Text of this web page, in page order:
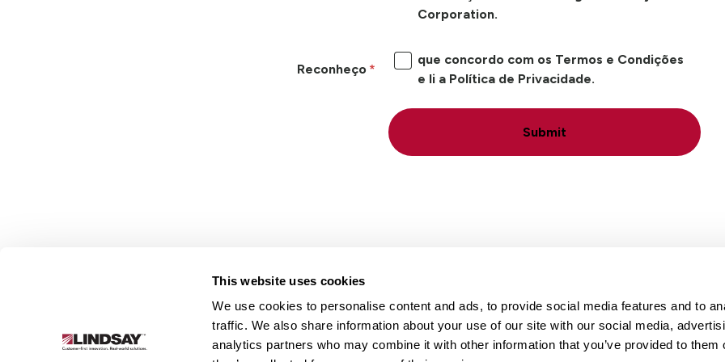
This website uses cookies
We use cookies to personalise content and ads, to provide social media features and to
traffic. We also share information about your use of our site with our social media,
analytics partners who may combine it with other information that you’ve provided to them
Corporation.
Reconheço
que concordo com os Termos e Condições
e li a Política de Privacidade.
Submit
Link
Locais Carreiras